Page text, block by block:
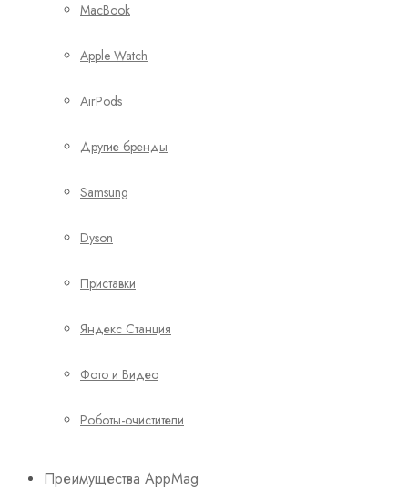
MacBook
Apple Watch
AirPods
Другие бренды
Samsung
Dyson
Приставки
Яндекс Станция
Фото и Видео
Роботы-очистители
Преимущества AppMag